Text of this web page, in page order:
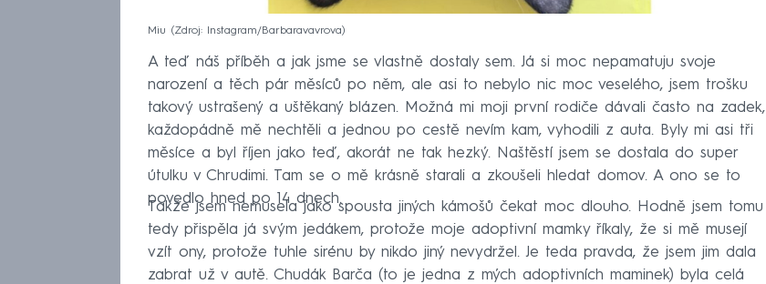
Miu Zdroj: Instagram/Barbaravavrova
A teď náš příběh a jak jsme se vlastně dostaly sem. Já si moc nepamatuju svoje
narození a těch pár měsíců po něm, ale asi to nebylo nic moc veselého, jsem trošku
takový ustrašený a uštěkaný blázen. Možná mi moji první rodiče dávali často na zadek,
každopádně mě nechtěli a jednou po cestě nevím kam, vyhodili z auta. Byly mi asi tři
měsíce a byl říjen jako teď, akorát ne tak hezký. Naštěstí jsem se dostala do super
útulku v Chrudimi. Tam se o mě krásně starali a zkoušeli hledat domov. A ono se to
povedlo hned po 14 dnech.
Takže jsem nemusela jako spousta jiných kámošů čekat moc dlouho. Hodně jsem tomu
tedy přispěla já svým jedákem, protože moje adoptivní mamky říkaly, že si mě musejí
vzít ony, protože tuhle sirénu by nikdo jiný nevydržel. Je teda pravda, že jsem jim dala
zabrat už v autě. Chudák Barča (to je jedna z mých adoptivních maminek) byla celá